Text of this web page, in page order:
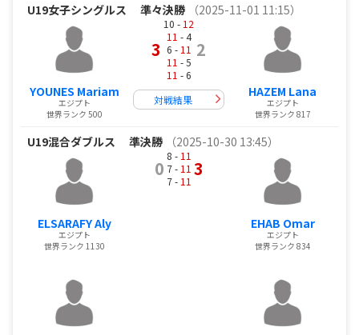
U19女子シングルス 準々決勝 （2025-11-01 11:15）
YOUNES Mariam
エジプト
世界ランク 500
3
10 - 12
11 - 4
6 - 11
11 - 5
11 - 6
2
対戦結果
HAZEM Lana
エジプト
世界ランク 817
U19混合ダブルス 準決勝 （2025-10-30 13:45）
ELSARAFY Aly
エジプト
世界ランク 1130
0
8 - 11
7 - 11
7 - 11
3
EHAB Omar
エジプト
世界ランク 834